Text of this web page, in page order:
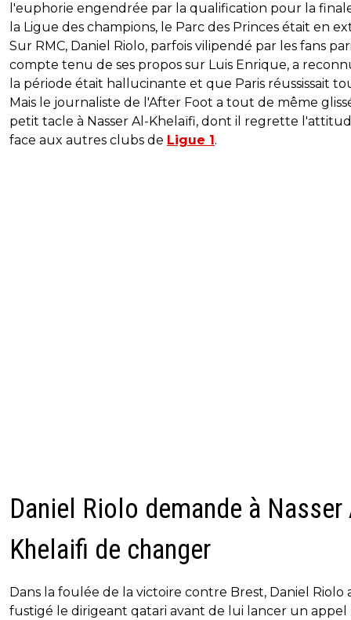
l'euphorie engendrée par la qualification pour la
la Ligue des champions, le Parc des Princes était en
Sur RMC, Daniel Riolo, parfois vilipendé par les fans
compte tenu de ses propos sur Luis Enrique, a
la période était hallucinante et que Paris réussissait
Mais le journaliste de l'After Foot a tout de même
petit tacle à Nasser Al-Khelaïfi, dont il regrette
face aux autres clubs de Ligue 1 .
Daniel Riolo demande à Nasser
Khelaifi de changer
Dans la foulée de la victoire contre Brest, Daniel Riolo
fustigé le dirigeant qatari avant de lui lancer un appel